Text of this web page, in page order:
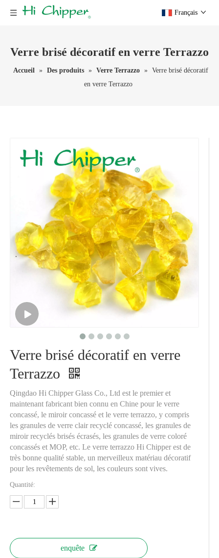
Français
Verre brisé décoratif en verre Terrazzo
Accueil » Des produits » Verre Terrazzo » Verre brisé décoratif
en verre Terrazzo
Verre brisé décoratif en verre
Terrazzo
Qingdao Hi Chipper Glass Co., Ltd est le premier et
maintenant fabricant bien connu en Chine pour le verre
concassé, le miroir concassé et le verre terrazzo, y compris
les granules de verre clair recyclé concassé, les granules de
miroir recyclés brisés écrasés, les granules de verre coloré
concassés et MOP, etc. Le verre terrazzo Hi Chipper est de
très bonne qualité stable, un merveilleux matériau décoratif
pour les revêtements de sol, les couleurs sont vives.
Quantité:
enquête